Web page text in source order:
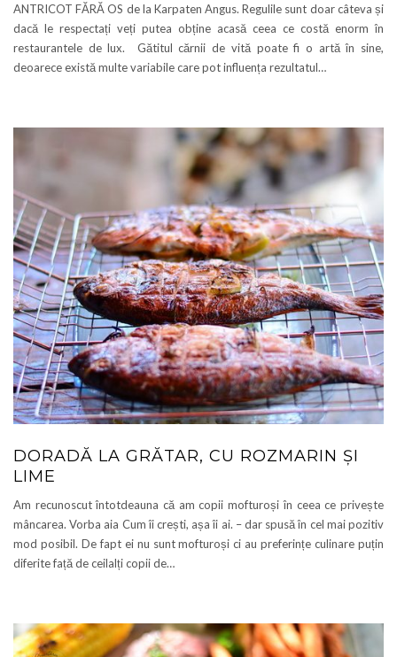
ANTRICOT FĂRĂ OS de la Karpaten Angus. Regulile sunt doar câteva și
dacă le respectați veți putea obține acasă ceea ce costă enorm în
restaurantele de lux. Gătitul cărnii de vită poate fi o artă în sine,
deoarece există multe variabile care pot influența rezultatul…
DORADĂ LA GRĂTAR, CU ROZMARIN ȘI
LIME
Am recunoscut întotdeauna că am copii mofturoși în ceea ce privește
mâncarea. Vorba aia Cum îi crești, așa îi ai. – dar spusă în cel mai pozitiv
mod posibil. De fapt ei nu sunt mofturoși ci au preferințe culinare puțin
diferite față de ceilalți copii de…